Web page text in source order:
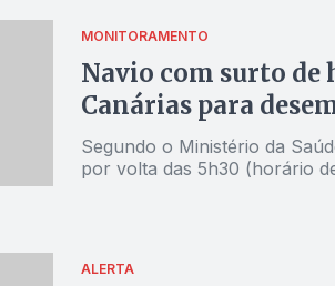
MONITORAMENTO
Navio com surto
Canárias para
Segundo o Ministério da
por volta das 5h30 (horário
ALERTA